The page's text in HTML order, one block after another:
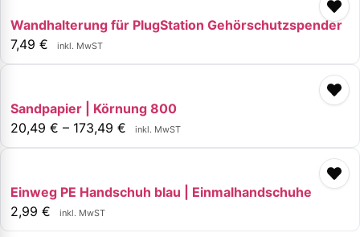
Wandhalterung für PlugStation Gehörschutzspender
7,49 € inkl. MwST
Sandpapier | Körnung 800
20,49 € – 173,49 € inkl. MwST
Einweg PE Handschuh blau | Einmalhandschuhe
2,99 € inkl. MwST